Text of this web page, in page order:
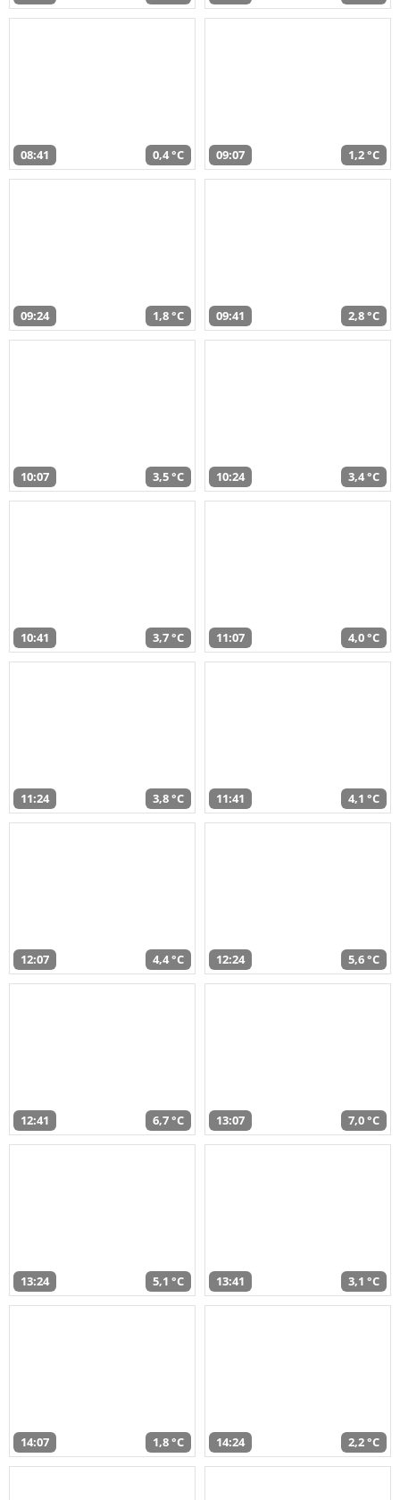
08:41 0,4 °C 09:07 1,2 °C
09:24 1,8 °C 09:41 2,8 °C
10:07 3,5 °C 10:24 3,4 °C
10:41 3,7 °C 11:07 4,0 °C
11:24 3,8 °C 11:41 4,1 °C
12:07 4,4 °C 12:24 5,6 °C
12:41 6,7 °C 13:07 7,0 °C
13:24 5,1 °C 13:41 3,1 °C
14:07 1,8 °C 14:24 2,2 °C